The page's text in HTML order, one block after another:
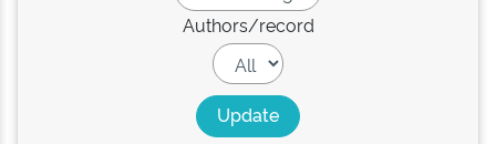
Authors/record